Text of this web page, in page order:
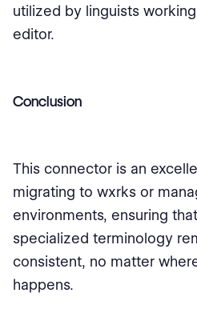
utilized by linguists
editor.
Conclusion
This connector is an
migrating to wxrks or
environments, ensuring
specialized terminology
consistent, no matter
happens.